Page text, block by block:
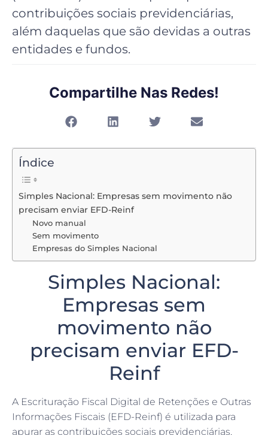
contribuições sociais previdenciárias,
além daquelas que são devidas a outras
entidades e fundos.
Compartilhe Nas Redes!
Índice
Simples Nacional: Empresas sem movimento não
precisam enviar EFD-Reinf
Novo manual
Sem movimento
Empresas do Simples Nacional
Simples Nacional:
Empresas sem
movimento não
precisam enviar EFD-
Reinf
A Escrituração Fiscal Digital de Retenções e Outras
Informações Fiscais (EFD-Reinf) é utilizada para
apurar as contribuições sociais previdenciárias,